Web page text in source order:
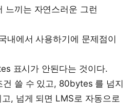
느끼는 자연스러운 그런
내에서 사용하기에 문제점이
표시가 안된다는 것이다.
건 쓸 수 있고, 80bytes 를 넘지
, 넘게 되면 LMS로 자동으로